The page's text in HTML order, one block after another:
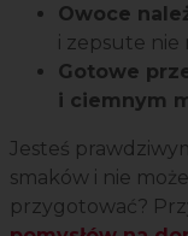
Owoce
i zepsute nie
Gotowe
i ciemnym
Jesteś
smaków i nie
przygotować?